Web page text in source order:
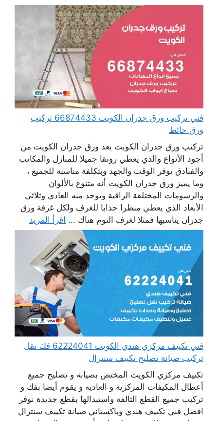
فني تركيب ورق جدران الكويت 66874433 تركيب
ورق حائط
تركيب ورق جدران الكويت يعد ورق جدران الكويت من
أجود الأنواع والذي يعطي رونقا جميلا للمنازل والمكاتب
والفنادق يوفر الوقت والجهد وبتكلفة مناسبة للجميع ،
وما يميز ورق جدران الكويت أنه متنوع بالألوان
والرسومات المختلفة الراقية ويوجد منه العادي وثلاثي
الأبعاد الذي يعطي منظرا جذابا للغرف ولكل غرفة ورق
جدران يناسبها فمثلا لغرف النوم هناك ... اقرأ المزيد
فني تكييف مركزي هندي الكويت 62224041 فك نقل
تركيب صيانة تصليح تكييف سنترال
تكييف مركزي الكويت المختص بصيانة و تصليح جميع
أعطال المكيفات المركزية و العادية و يقوم أيضا بفك و
تركيب جميع القطع التالفة واستبدالها بقطع جديدة نوفر
افضل فني تكييف هندي وباكستاني صيانة تكييف سنترال